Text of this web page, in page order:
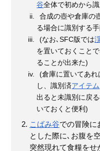
谷全体で初めから
合成の壺や倉庫の
る場合に識別する
(なお､SFC版では
を置いておくことで
ることが出来た)
(倉庫に置いてあれ
し、識別済アイテム
出ると未識別に戻る
いておくと便利)
こばみ谷での冒険に
とした際に､お腹を
突然現れて食糧をせ